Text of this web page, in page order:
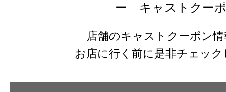
ー キャストクー
店舗のキャストクーポン
お店に行く前に是非チェッ